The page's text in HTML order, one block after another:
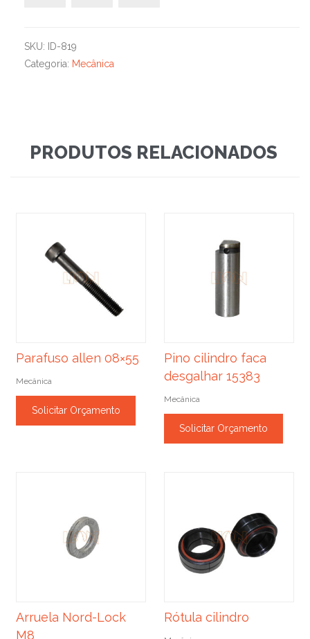
SKU:
ID-819
Categoria: Mecânica
PRODUTOS RELACIONADOS
Parafuso allen 08×55
Mecânica
Solicitar Orçamento
Pino cilindro faca
desgalhar 15383
Mecânica
Solicitar Orçamento
Arruela Nord-Lock
M8
Rótula cilindro